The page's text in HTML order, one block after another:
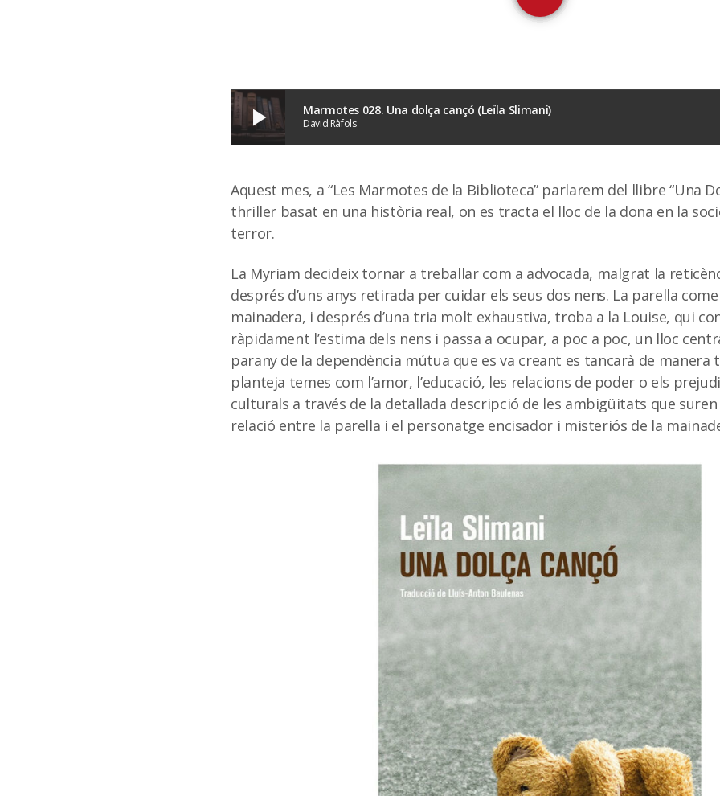
play_arrow Marmotes 028. Una dolça cançó (Leïla Slimani)
David Ràfols
Aquest mes, a “Les Marmotes de la Biblioteca” parlarem del llibre “Una
thriller basat en una història real, on es tracta el lloc de la dona en la
terror.
La Myriam decideix tornar a treballar com a advocada, malgrat la
després d’uns anys retirada per cuidar els seus dos nens. La parella
mainadera, i després d’una tria molt exhaustiva, troba a la Louise, qui
ràpidament l’estima dels nens i passa a ocupar, a poc a poc, un lloc
parany de la dependència mútua que es va creant es tancarà de manera
planteja temes com l’amor, l’educació, les relacions de poder o els
culturals a través de la detallada descripció de les ambigüitats que
relació entre la parella i el personatge encisador i misteriós de la